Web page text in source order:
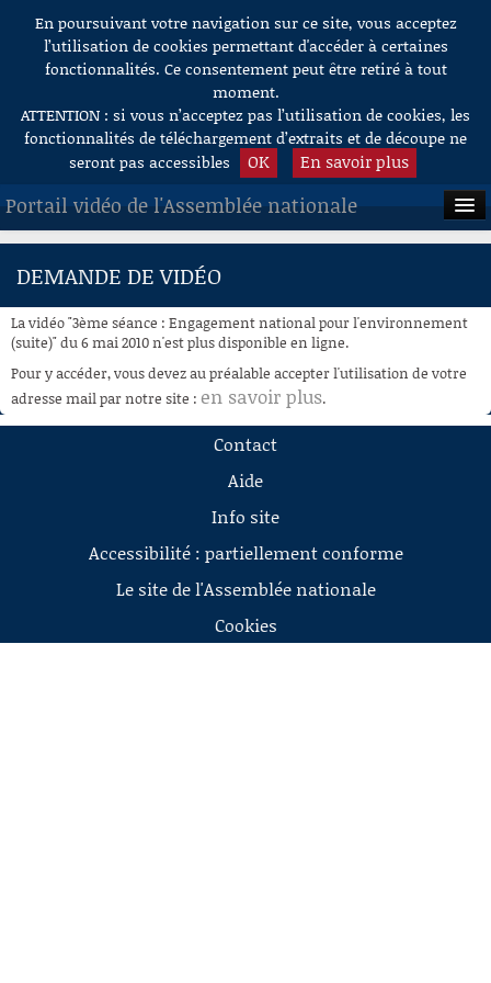
Aller au contenu
En poursuivant votre navigation sur ce site, vous acceptez
l’utilisation de cookies permettant d'accéder à certaines
fonctionnalités. Ce consentement peut être retiré à tout
moment.
ATTENTION : si vous n’acceptez pas l’utilisation de cookies, les
fonctionnalités de téléchargement d’extraits et de découpe ne
seront pas accessibles
OK En savoir plus
Portail vidéo de l'Assemblée nationale
ACCUEIL
À LA DEMANDE
RECHERCHE
AIDE À LA DÉCOUPE
DEMANDE DE VIDÉO
La vidéo "3ème séance : Engagement national pour l'environnement
(suite)" du 6 mai 2010 n'est plus disponible en ligne.
Pour y accéder, vous devez au préalable accepter l'utilisation de votre
adresse mail par notre site : en savoir plus.
Contact
Aide
Info site
Accessibilité : partiellement conforme
Le site de l'Assemblée nationale
Cookies